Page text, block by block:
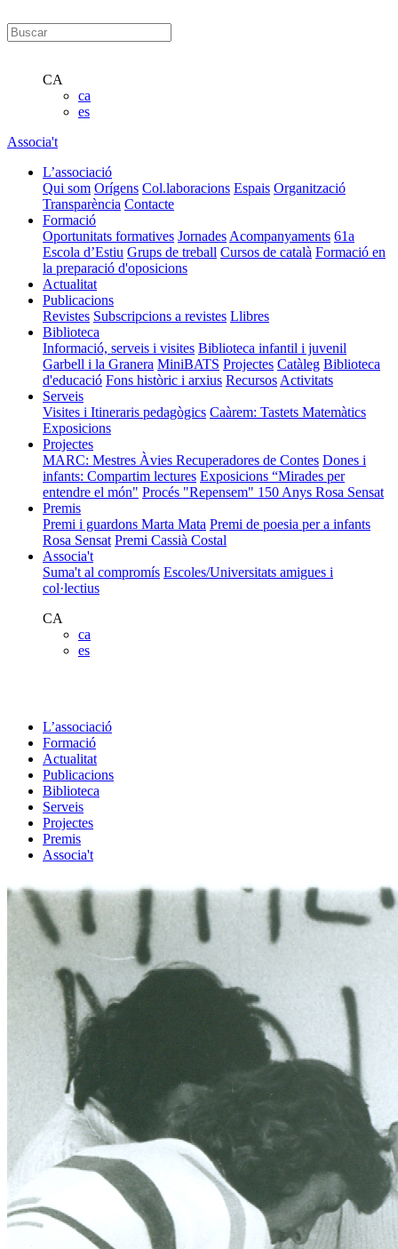
CA
ca
es
Associa't
L’associació
Qui som Orígens Col.laboracions Espais Organització
Transparència Contacte
Formació
Oportunitats formatives Jornades Acompanyaments 61a
Escola d’Estiu Grups de treball Cursos de català Formació en
la preparació d'oposicions
Actualitat
Publicacions
Revistes Subscripcions a revistes Llibres
Biblioteca
Informació, serveis i visites Biblioteca infantil i juvenil
Garbell i la Granera MiniBATS Projectes Catàleg Biblioteca
d'educació Fons històric i arxius Recursos Activitats
Serveis
Visites i Itineraris pedagògics Caàrem: Tastets Matemàtics
Exposicions
Projectes
MARC: Mestres Àvies Recuperadores de Contes Dones i
infants: Compartim lectures Exposicions “Mirades per
entendre el món" Procés "Repensem" 150 Anys Rosa Sensat
Premis
Premi i guardons Marta Mata Premi de poesia per a infants
Rosa Sensat Premi Cassià Costal
Associa't
Suma't al compromís Escoles/Universitats amigues i
col·lectius
CA
ca
es
L’associació
Formació
Actualitat
Publicacions
Biblioteca
Serveis
Projectes
Premis
Associa't